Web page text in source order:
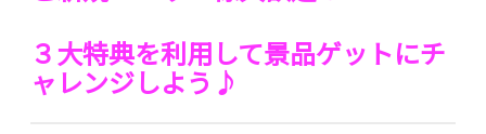
３大特典を利用して景品ゲットにチ
ャレンジしよう♪